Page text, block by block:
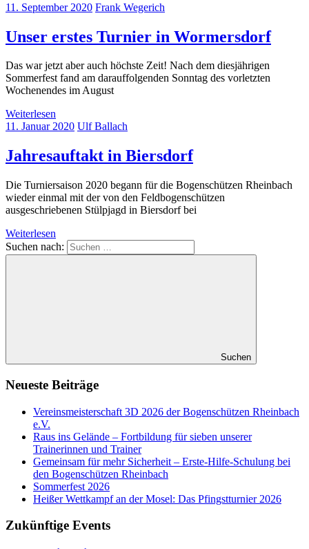
11. September 2020 Frank Wegerich
Unser erstes Turnier in Wormersdorf
Das war jetzt aber auch höchste Zeit! Nach dem diesjährigen
Sommerfest fand am darauffolgenden Sonntag des vorletzten
Wochenendes im August
Weiterlesen
11. Januar 2020 Ulf Ballach
Jahresauftakt in Biersdorf
Die Turniersaison 2020 begann für die Bogenschützen Rheinbach
wieder einmal mit der von den Feldbogenschützen
ausgeschriebenen Stülpjagd in Biersdorf bei
Weiterlesen
Suchen nach:
Suchen
Neueste Beiträge
Vereinsmeisterschaft 3D 2026 der Bogenschützen Rheinbach
e.V.
Raus ins Gelände – Fortbildung für sieben unserer
Trainerinnen und Trainer
Gemeinsam für mehr Sicherheit – Erste-Hilfe-Schulung bei
den Bogenschützen Rheinbach
Sommerfest 2026
Heißer Wettkampf an der Mosel: Das Pfingstturnier 2026
Zukünftige Events